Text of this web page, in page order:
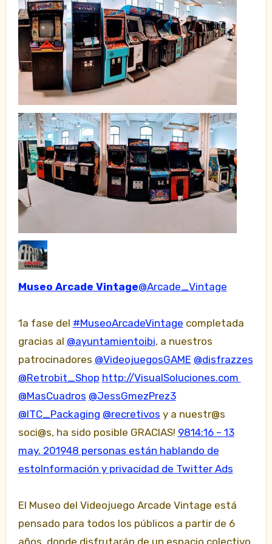
Museo Arcade Vintage@Arcade_Vintage
1a fase del #MuseoArcadeVintage completada
gracias al @ayuntamientoibi, a nuestros
patrocinadores @VideojuegosGAME @disfrazzes
@Retrobit_Shop http://VisualSoluciones.com
@MasCuadros @JessGmezPrez3
@ITC_Packaging @recretivos y a nuestr@s
soci@s, ha sido posible GRACIAS! 9814:16 – 13
may. 201948 personas están hablando de
estoInformación y privacidad de Twitter Ads
El Museo del Videojuego Arcade Vintage está
pensado para todos los públicos a partir de 6